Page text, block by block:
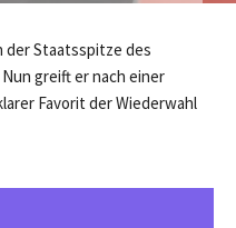
der Staatsspitze des
greift er nach einer
Favorit der Wiederwahl